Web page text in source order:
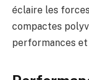
éclaire les
compactes
performances et